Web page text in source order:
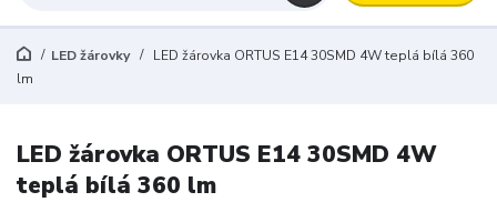
LED žárovky
LED žárovka ORTUS E14 30SMD 4W teplá bílá 360
lm
LED žárovka ORTUS E14 30SMD 4W
teplá bílá 360 lm